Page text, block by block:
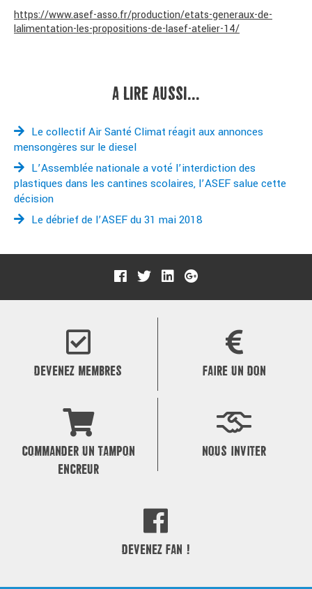
https://www.asef-asso.fr/production/etats-generaux-de-
lalimentation-les-propositions-de-lasef-atelier-14/
A LIRE AUSSI...
Le collectif Air Santé Climat réagit aux annonces
mensongères sur le diesel
L’Assemblée nationale a voté l’interdiction des
plastiques dans les cantines scolaires, l’ASEF salue cette
décision
Le débrief de l’ASEF du 31 mai 2018
DEVENEZ MEMBRES FAIRE UN DON
COMMANDER UN TAMPON
ENCREUR
NOUS INVITER
DEVENEZ FAN !